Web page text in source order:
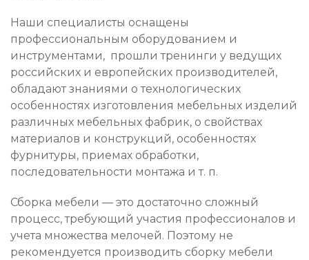
Наши специалисты оснащены
профессиональным оборудованием и
инструментами, прошли тренинги у ведущих
российских и европейских производителей,
обладают знаниями о технологических
особенностях изготовления мебельных изделий
различных мебельных фабрик, о свойствах
материалов и конструкций, особенностях
фурнитуры, приемах обработки,
последовательности монтажа и т. п.
Сборка мебели — это достаточно сложный
процесс, требующий участия профессионалов и
учета множества мелочей. Поэтому не
рекомендуется производить сборку мебели